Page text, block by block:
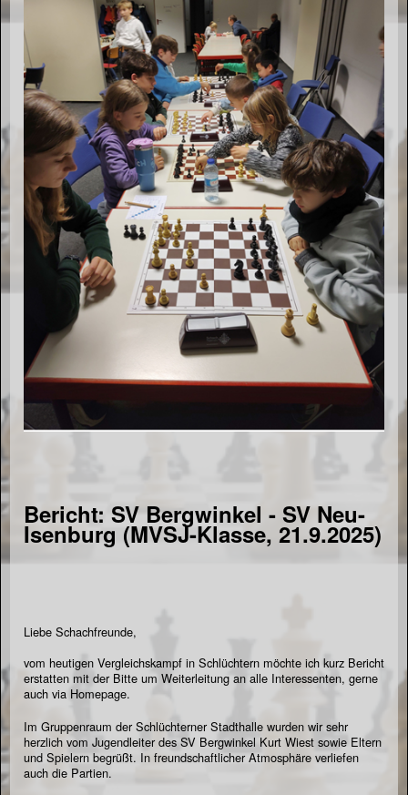
Bericht: SV Bergwinkel - SV Neu-
Isenburg (MVSJ-Klasse, 21.9.2025)
Liebe Schachfreunde,
vom heutigen Vergleichskampf in Schlüchtern möchte ich kurz Bericht
erstatten mit der Bitte um Weiterleitung an alle Interessenten, gerne
auch via Homepage.
Im Gruppenraum der Schlüchterner Stadthalle wurden wir sehr
herzlich vom Jugendleiter des SV Bergwinkel Kurt Wiest sowie Eltern
und Spielern begrüßt. In freundschaftlicher Atmosphäre verliefen
auch die Partien.